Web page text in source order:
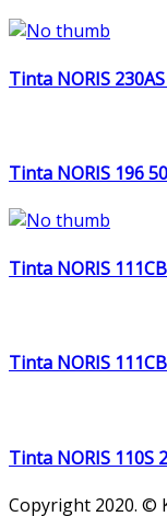
Tinta NORIS
Tinta NORIS 196
Tinta NORIS
Tinta NORIS
Tinta NORIS 110S
Copyright 2020. ©